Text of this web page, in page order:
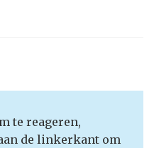
te reageren,
de linkerkant om